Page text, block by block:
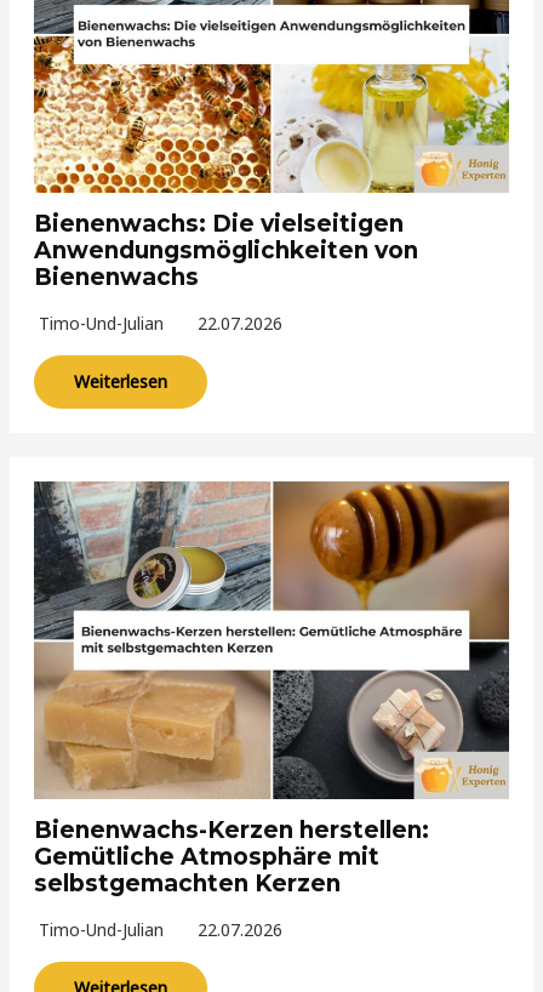
Bienenwachs: Die vielseitigen
Anwendungsmöglichkeiten von
Bienenwachs
Timo-Und-Julian 22.07.2026
Weiterlesen
Bienenwachs-Kerzen herstellen:
Gemütliche Atmosphäre mit
selbstgemachten Kerzen
Timo-Und-Julian 22.07.2026
Weiterlesen